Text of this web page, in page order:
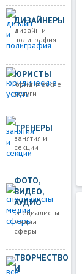
ДИЗАЙНЕРЫ
дизайн и
полиграфия
ЮРИСТЫ
юридические
услуги
ТРЕНЕРЫ
занятия и
секции
ФОТО,
ВИДЕО,
АУДИО
специалисты
медиа
сферы
ТВОРЧЕСТВО
И